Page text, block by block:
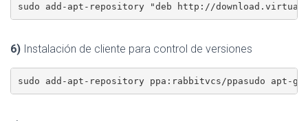
sudo add-apt-repository "deb http://
6) Instalación de cliente para control de versiones
sudo add-apt-repository ppa:rabbitvcs/ppasudo